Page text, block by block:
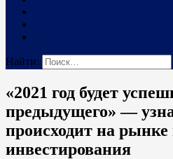
Найти:
«2021 год будет
предыдущего» —
происходит на рынке
инвестирования